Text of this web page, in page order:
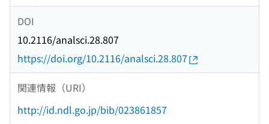
DOI
10.2116/analsci.28.807
https://doi.org/10.2116/analsci.28.807
関連情報（URI）
http://id.ndl.go.jp/bib/023861857